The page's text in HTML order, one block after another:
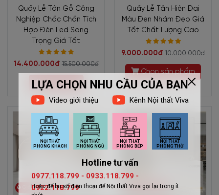
Quầy Lễ Tân Gỗ Công
Nghiệp Chắc Chắn Tích
Hợp Đèn Led Sang
Trọng Giá Tốt
14.400.000đ 15.500.000đ
Mua ngay
Quầy Lễ Tân Hiện Đại
Màu Đen Nhám Đẹp Giá
Tốt Chất Lượng Cao
9.000.000đ 10.000.000đ
Chọn sản phẩm
Giảm 1.000.000đ Giảm 1.300.000đ